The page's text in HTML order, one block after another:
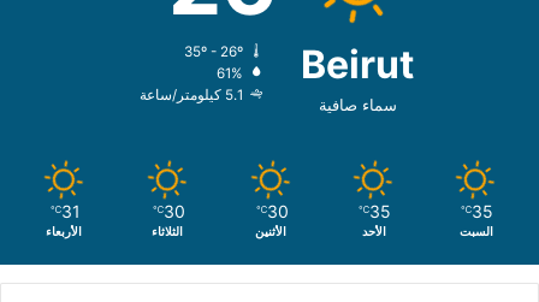
Beirut
سماء صافية
61%
5.1 كيلومتر/ساعة
35
℃
السبت
35
℃
الأحد
30
℃
الأثنين
30
℃
الثلاثاء
31
℃
الأربعاء